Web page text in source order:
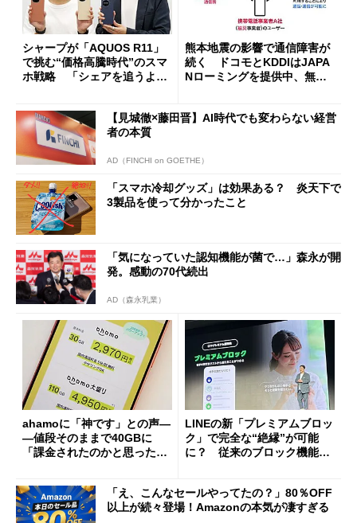
シャープが「AQUOS R11」
で挑む“価格高騰時代”のスマ
ホ戦略 「シェアを追うより
熊本地震の影響で通信障害が
続く ドコモとKDDIはJAPA
Nローミングを提供中、無料
【見城徹×藤田晋】AI時代でも変わらない経営
者の本質
AD（FINCHI on GOETHE）
「スマホ冷却グッズ」は効果ある？ 炎天下で
3製品を使って分かったこと
「気になっていた認知機能が菌で…」森永が開
発。感動の70代続出
AD（森永乳業）
ahamoに「神です」との声―
―値段そのままで40GBに
「課金されたのかと思った」
LINEの新「プレミアムブロッ
ク」で完全な“絶縁”が可能
に？ 従来のブロック機能と
「え、こんなセールやってたの？」80％OFF
以上が続々登場！Amazonの本気が凄すぎる